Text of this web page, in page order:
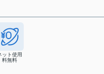
ット使用
料無料